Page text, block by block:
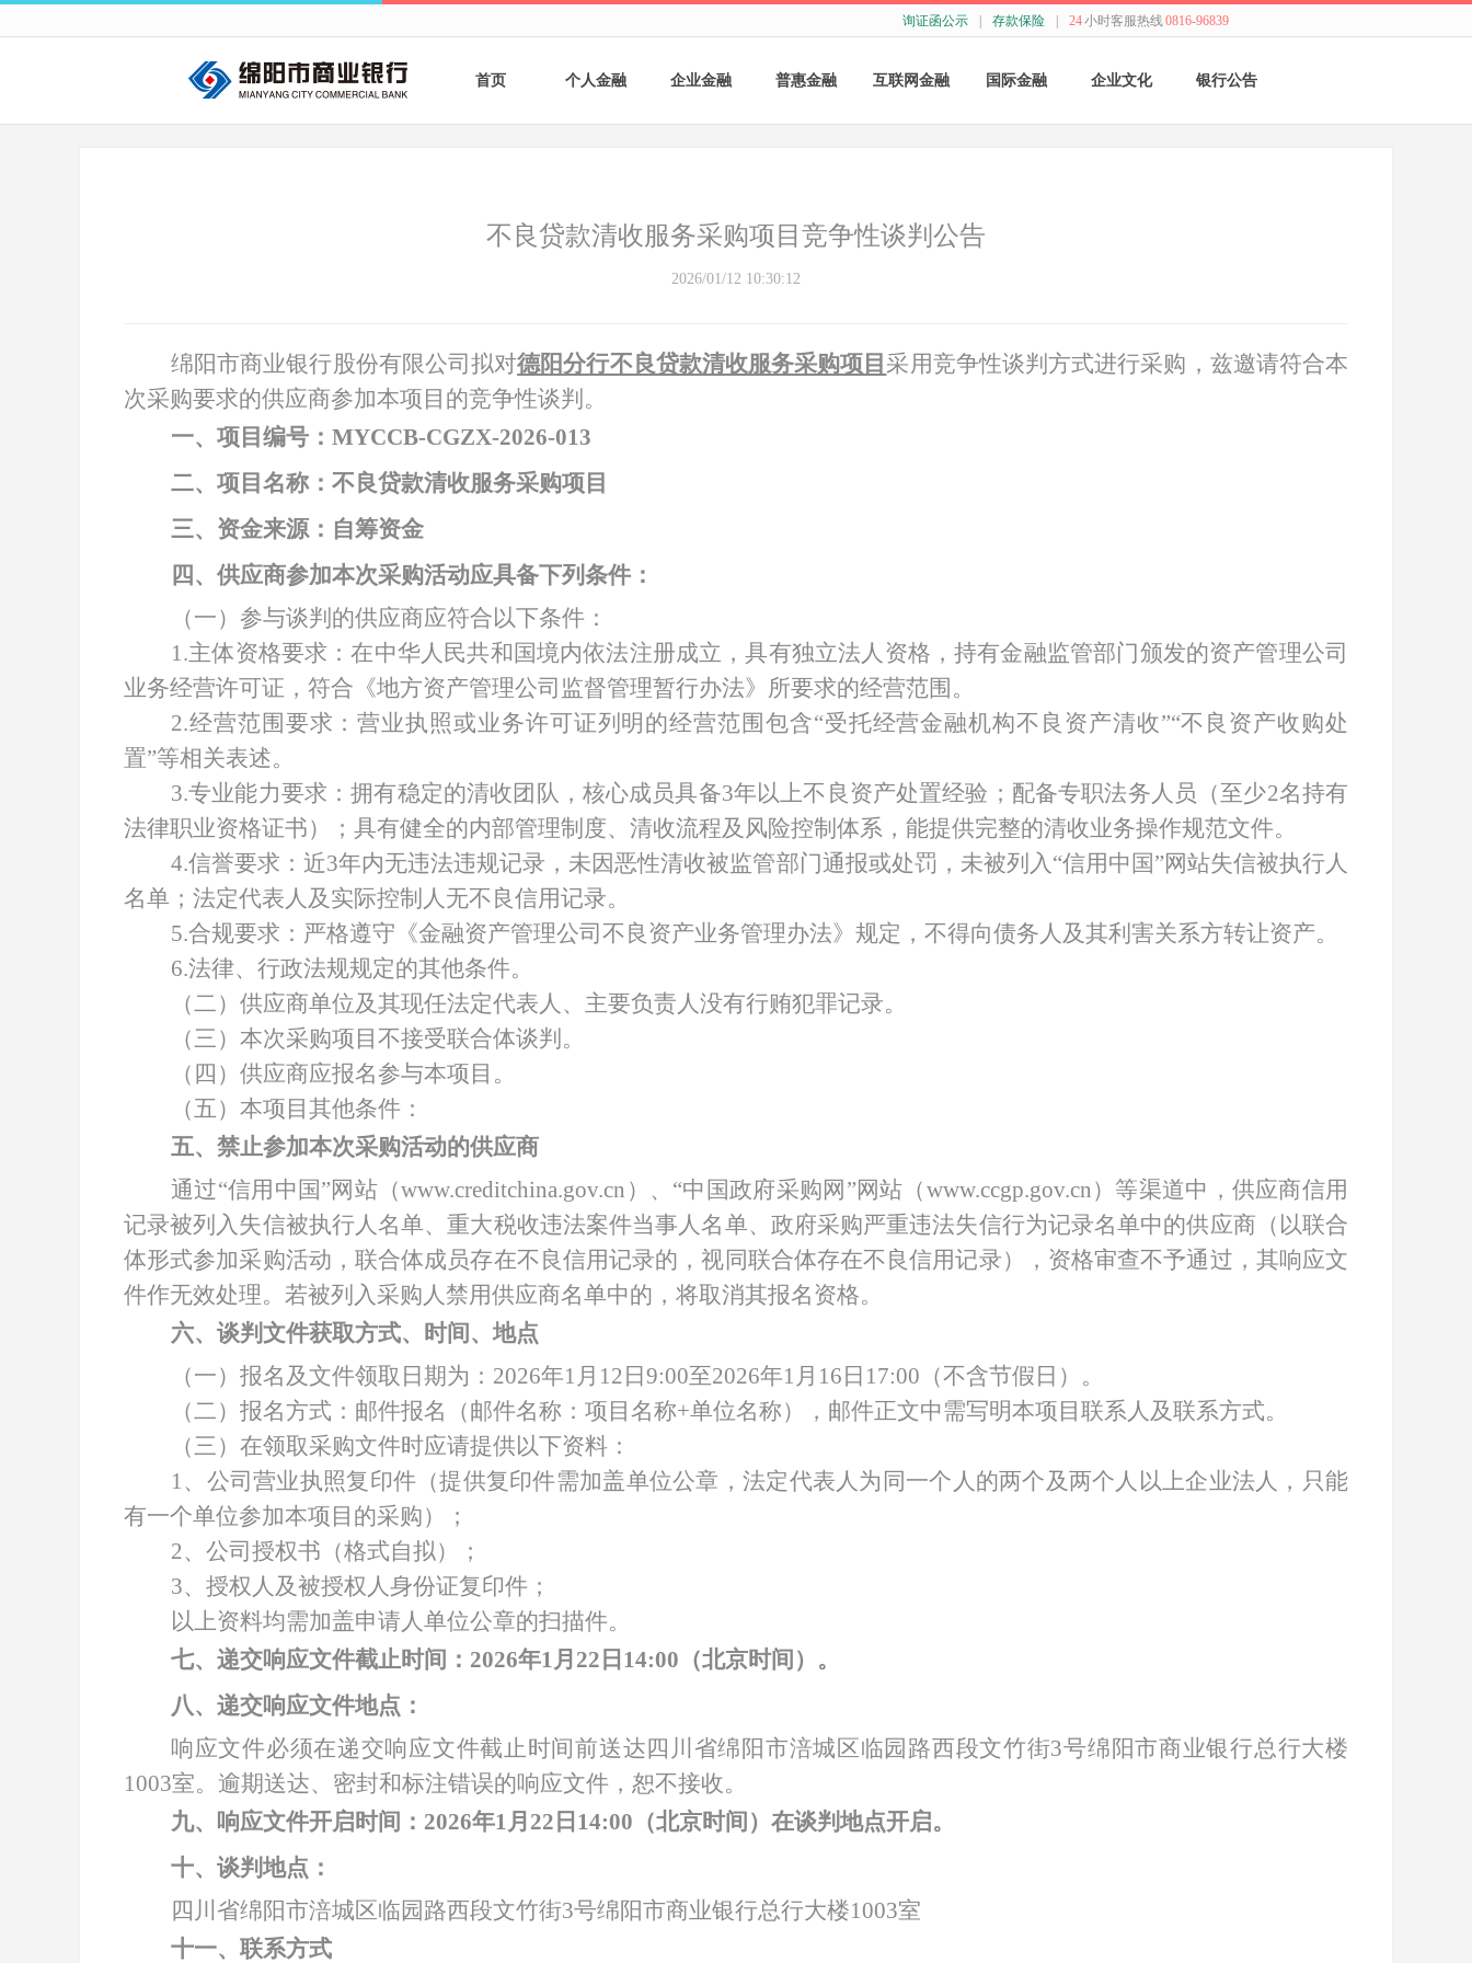
询证函公示 存款保险 24小时客服热线0816-96839
首页 个人金融
财富管理
企业金融
票据融资
普惠金融 互联网金融 国际金融
特色业务
企业文化
经营哲学
银行公告
不良贷款清收服务采购项目竞争性谈判公告
2026/01/12 10:30:12
绵阳市商业银行股份有限公司拟对德阳分行不良贷款清收服务采购项目 采用竞争性谈判方式进行采购，兹邀请符合本
次采购要求的供应商参加本项目的竞争性谈判。
一、项目编号： MYCCB-CGZX-2026-013
二、项目名称：不良贷款清收服务采购项目
三、资金来源：自筹资金
四、供应商参加本次采购活动应具备下列条件：
（一）参与谈判的供应商应符合以下条件：
1.主体资格要求：在中华人民共和国境内依法注册成立，具有独立法人资格，持有金融监管部门颁发的资产管理公司
业务经营许可证，符合《地方资产管理公司监督管理暂行办法》所要求的经营范围。
2.经营范围要求：营业执照或业务许可证列明的经营范围包含“受托经营金融机构不良资产清收”“不良资产收购处
置”等相关表述。
3.专业能力要求：拥有稳定的清收团队，核心成员具备3年以上不良资产处置经验；配备专职法务人员（至少2名持有
法律职业资格证书）；具有健全的内部管理制度、清收流程及风险控制体系，能提供完整的清收业务操作规范文件。
4.信誉要求：近3年内无违法违规记录，未因恶性清收被监管部门通报或处罚，未被列入“信用中国”网站失信被执行人
名单；法定代表人及实际控制人无不良信用记录。
5.合规要求：严格遵守《金融资产管理公司不良资产业务管理办法》规定，不得向债务人及其利害关系方转让资产。
6.法律、行政法规规定的其他条件。
（二）供应商单位及其现任法定代表人、主要负责人没有行贿犯罪记录。
（三）本次采购项目不接受联合体谈判。
（四）供应商应报名参与本项目。
（五）本项目其他条件：
五、禁止参加本次采购活动的供应商
通过“信用中国”网站（www.creditchina.gov.cn）、“中国政府采购网”网站（www.ccgp.gov.cn）等渠道中，供应商信用
记录被列入失信被执行人名单、重大税收违法案件当事人名单、政府采购严重违法失信行为记录名单中的供应商（以联合
体形式参加采购活动，联合体成员存在不良信用记录的，视同联合体存在不良信用记录），资格审查不予通过，其响应文
件作无效处理。若被列入采购人禁用供应商名单中的，将取消其报名资格。
六、谈判文件获取方式、时间、地点
（一）报名及文件领取日期为： 2026年1月12 日 9:00至2026年1月 16 日 17:00（不含节假日）。
（二）报名方式：邮件报名（邮件名称：项目名称+单位名称），邮件正文中需写明本项目联系人及联系方式。
（三）在领取采购文件时应请提供以下资料：
1、公司营业执照复印件（提供复印件需加盖单位公章，法定代表人为同一个人的两个及两个人以上企业法人，只能
有一个单位参加本项目的采购）；
2、公司授权书（格式自拟）；
3、授权人及被授权人身份证复印件；
以上资料均需加盖申请人单位公章的扫描件。
七、递交响应文件截止时间： 2026年1月 22 日 14:00（北京时间）。
八、递交响应文件地点：
响应文件必须在递交响应文件截止时间前送达四川省绵阳市涪城区临园路西段文竹街3号绵阳市商业银行总行大楼
1003室。逾期送达、密封和标注错误的响应文件，恕不接收。
九、响应文件开启时间： 2026年1月 22 日 14:00（北京时间）在谈判地点开启。
十、谈判地点：
四川省绵阳市涪城区临园路西段文竹街3号绵阳市商业银行总行大楼1003室
十一、联系方式